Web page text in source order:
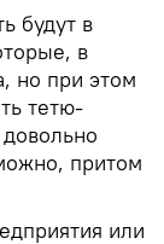
будут в
в
но при этом
тетю-
притом
или